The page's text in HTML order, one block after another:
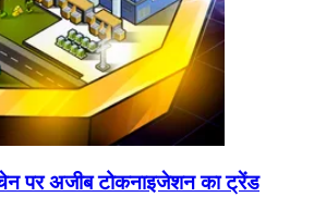
पर अजीब टोकनाइजेशन का ट्रेंड